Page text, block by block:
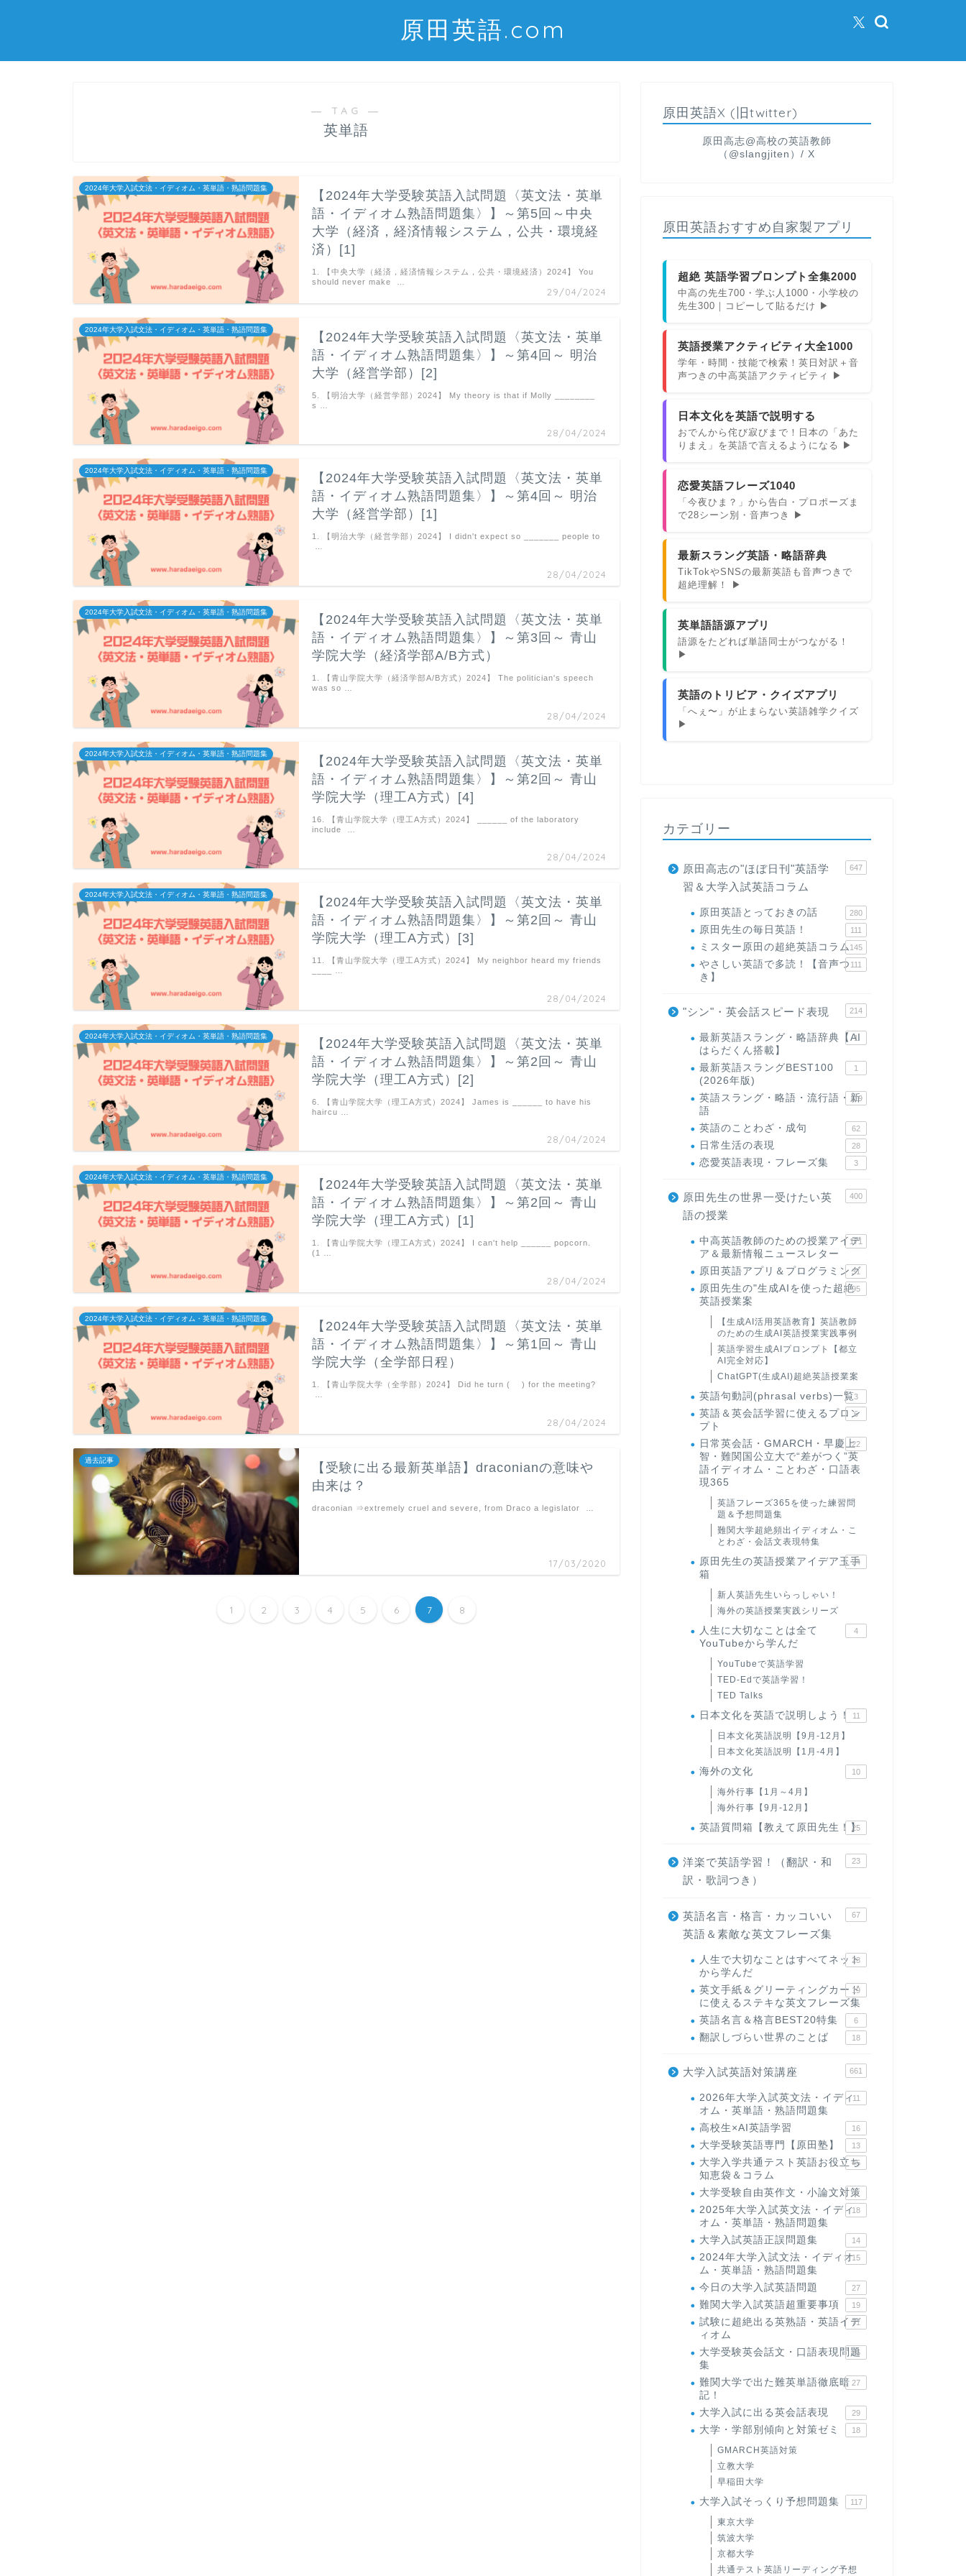
原田英語.com
― TAG ―
英単語
2024年大学入試文法・イディオム・英単語・熟語問題集
【2024年大学受験英語入試問題〈英文法・英単
語・イディオム熟語問題集〉】～第5回～中央
大学（経済，経済情報システム，公共・環境経
済）[1]
29/04/2024
1. 【中央大学（経済，経済情報システム，公共・環境経済）2024】 You
should never make …
2024年大学入試文法・イディオム・英単語・熟語問題集
【2024年大学受験英語入試問題〈英文法・英単
語・イディオム熟語問題集〉】～第4回～ 明治
大学（経営学部）[2]
28/04/2024
5. 【明治大学（経営学部）2024】 My theory is that if Molly ________
s …
2024年大学入試文法・イディオム・英単語・熟語問題集
【2024年大学受験英語入試問題〈英文法・英単
語・イディオム熟語問題集〉】～第4回～ 明治
大学（経営学部）[1]
28/04/2024
1. 【明治大学（経営学部）2024】 I didn't expect so _______ people to
2024年大学入試文法・イディオム・英単語・熟語問題集
【2024年大学受験英語入試問題〈英文法・英単
語・イディオム熟語問題集〉】～第3回～ 青山
学院大学（経済学部A/B方式）
28/04/2024
1. 【青山学院大学（経済学部A/B方式）2024】 The politician's speech
was so …
2024年大学入試文法・イディオム・英単語・熟語問題集
【2024年大学受験英語入試問題〈英文法・英単
語・イディオム熟語問題集〉】～第2回～ 青山
学院大学（理工A方式）[4]
28/04/2024
16. 【青山学院大学（理工A方式）2024】 ______ of the laboratory
include …
2024年大学入試文法・イディオム・英単語・熟語問題集
【2024年大学受験英語入試問題〈英文法・英単
語・イディオム熟語問題集〉】～第2回～ 青山
学院大学（理工A方式）[3]
28/04/2024
11. 【青山学院大学（理工A方式）2024】 My neighbor heard my friends
2024年大学入試文法・イディオム・英単語・熟語問題集
【2024年大学受験英語入試問題〈英文法・英単
語・イディオム熟語問題集〉】～第2回～ 青山
学院大学（理工A方式）[2]
28/04/2024
6. 【青山学院大学（理工A方式）2024】 James is ______ to have his
haircu …
2024年大学入試文法・イディオム・英単語・熟語問題集
【2024年大学受験英語入試問題〈英文法・英単
語・イディオム熟語問題集〉】～第2回～ 青山
学院大学（理工A方式）[1]
28/04/2024
1. 【青山学院大学（理工A方式）2024】 I can't help ______ popcorn.
(1 …
2024年大学入試文法・イディオム・英単語・熟語問題集
【2024年大学受験英語入試問題〈英文法・英単
語・イディオム熟語問題集〉】～第1回～ 青山
学院大学（全学部日程）
28/04/2024
1. 【青山学院大学（全学部）2024】 Did he turn ( ) for the meeting?
過去記事
【受験に出る最新英単語】draconianの意味や
由来は？
17/03/2020
draconian ⇒extremely cruel and severe, from Draco a legislator …
1 2 3 4 5 6 7 8
原田英語X (旧twitter)
原田高志@高校の英語教師
（@slangjiten）/ X
原田英語おすすめ自家製アプリ
超絶 英語学習プロンプト全集2000
中高の先生700・学ぶ人1000・小学校の
先生300｜コピーして貼るだけ ▶
英語授業アクティビティ大全1000
学年・時間・技能で検索！英日対訳＋音
声つきの中高英語アクティビティ ▶
日本文化を英語で説明する
おでんから侘び寂びまで！日本の「あた
りまえ」を英語で言えるようになる ▶
恋愛英語フレーズ1040
「今夜ひま？」から告白・プロポーズま
で28シーン別・音声つき ▶
最新スラング英語・略語辞典
TikTokやSNSの最新英語も音声つきで
超絶理解！ ▶
英単語語源アプリ
語源をたどれば単語同士がつながる！
▶
英語のトリビア・クイズアプリ
「へぇ〜」が止まらない英語雑学クイズ
▶
カテゴリー
原田高志の"ほぼ日刊"英語学
習＆大学入試英語コラム
647
原田英語とっておきの話 280
原田先生の毎日英語！ 111
ミスター原田の超絶英語コラム145
やさしい英語で多読！【音声つ
き】
111
"シン"・英会話スピード表現 214
最新英語スラング・略語辞典【AI
はらだくん搭載】
1
最新英語スラングBEST100
(2026年版)
1
英語スラング・略語・流行語・新
語
119
英語のことわざ・成句 62
日常生活の表現 28
恋愛英語表現・フレーズ集 3
原田先生の世界一受けたい英
語の授業
400
中高英語教師のための授業アイデ
ア＆最新情報ニュースレター
171
原田英語アプリ＆プログラミング
31
原田先生の"生成AIを使った超絶
英語授業案
95
【生成AI活用英語教育】英語教師
のための生成AI英語授業実践事例
英語学習生成AIプロンプト【都立
AI完全対応】
ChatGPT(生成AI)超絶英語授業案
英語句動詞(phrasal verbs)一覧3
英語＆英会話学習に使えるプロン
プト
6
日常英会話・GMARCH・早慶上
智・難関国公立大で“差がつく”英
語イディオム・ことわざ・口語表
現365
22
英語フレーズ365を使った練習問
題＆予想問題集
難関大学超絶頻出イディオム・こ
とわざ・会話文表現特集
原田先生の英語授業アイデア玉手
箱
24
新人英語先生いらっしゃい！
海外の英語授業実践シリーズ
人生に大切なことは全て
YouTubeから学んだ
4
YouTubeで英語学習
TED-Edで英語学習！
TED Talks
日本文化を英語で説明しよう！ 11
日本文化英語説明【9月-12月】
日本文化英語説明【1月-4月】
海外の文化 10
海外行事【1月～4月】
海外行事【9月-12月】
英語質問箱【教えて原田先生！】
25
洋楽で英語学習！（翻訳・和
訳・歌詞つき）
23
英語名言・格言・カッコいい
英語＆素敵な英文フレーズ集
67
人生で大切なことはすべてネット
から学んだ
23
英文手紙＆グリーティングカード
に使えるステキな英文フレーズ集
19
英語名言＆格言BEST20特集 6
翻訳しづらい世界のことば 18
大学入試英語対策講座 661
2026年大学入試英文法・イディ
オム・英単語・熟語問題集
11
高校生×AI英語学習 16
大学受験英語専門【原田塾】 13
大学入学共通テスト英語お役立ち
知恵袋＆コラム
45
大学受験自由英作文・小論文対策
8
2025年大学入試英文法・イディ
オム・英単語・熟語問題集
18
大学入試英語正誤問題集 14
2024年大学入試文法・イディオ
ム・英単語・熟語問題集
15
今日の大学入試英語問題 27
難関大学入試英語超重要事項 19
試験に超絶出る英熟語・英語イデ
ィオム
71
大学受験英会話文・口語表現問題
集
35
難関大学で出た難英単語徹底暗
記！
27
大学入試に出る英会話表現 29
大学・学部別傾向と対策ゼミ 18
GMARCH英語対策
立教大学
早稲田大学
大学入試そっくり予想問題集 117
東京大学
筑波大学
京都大学
共通テスト英語リーディング予想